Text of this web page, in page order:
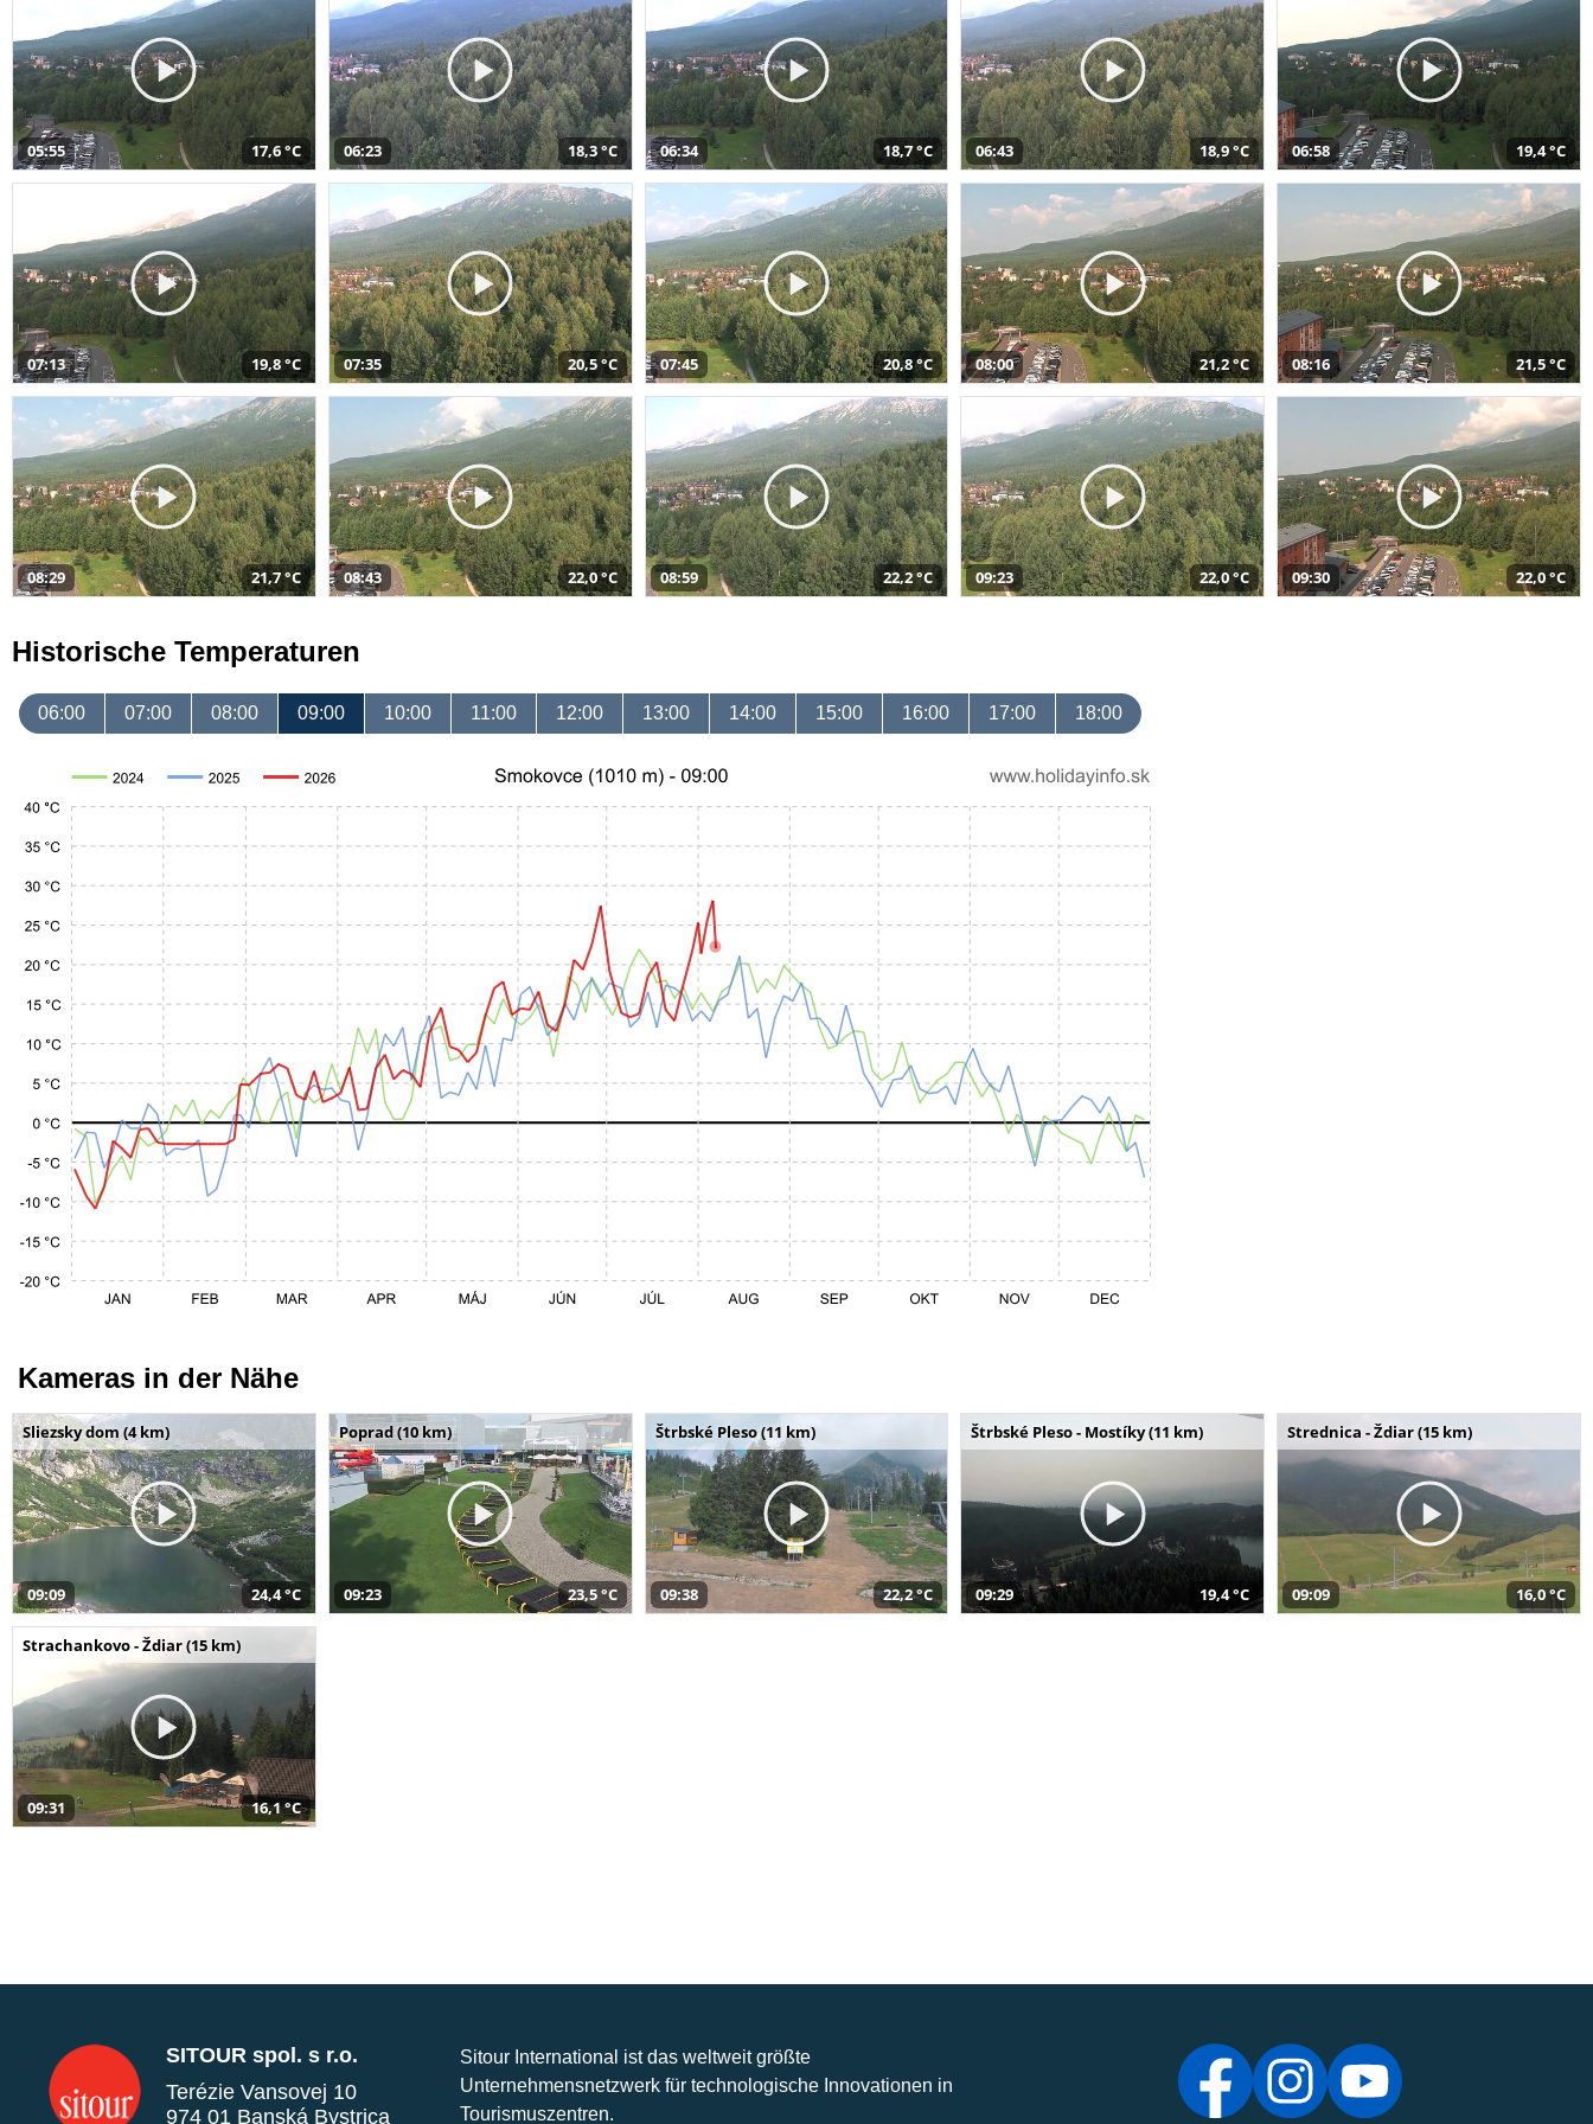
05:55 17,6 °C 06:23 18,3 °C 06:34 18,7 °C 06:43 18,9 °C 06:58 19,4 °C
07:13 19,8 °C 07:35 20,5 °C 07:45 20,8 °C 08:00 21,2 °C 08:16 21,5 °C
08:29 21,7 °C 08:43 22,0 °C 08:59 22,2 °C 09:23 22,0 °C 09:30 22,0 °C
Historische Temperaturen
06:00 07:00 08:00 09:00 10:00 11:00 12:00 13:00 14:00 15:00 16:00 17:00 18:00
Kameras in der Nähe
Sliezsky dom (4 km)
09:09 24,4 °C
Poprad (10 km)
09:23 23,5 °C
Štrbské Pleso (11 km)
09:38 22,2 °C
Štrbské Pleso - Mostíky (11 km)
09:29 19,4 °C
Strednica - Ždiar (15 km)
09:09 16,0 °C
Strachankovo - Ždiar (15 km)
09:31 16,1 °C
SITOUR spol. s r.o.
Terézie Vansovej 10
974 01 Banská Bystrica
Sitour International ist das weltweit größte
Unternehmensnetzwerk für technologische Innovationen in
Tourismuszentren.